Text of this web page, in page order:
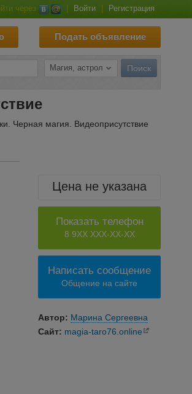
через Войти Регистрация
Подать объявление
Черная магия. Видеоприсутствие
Цена не указана
Показать телефон
8 9XX XXX-XX-XX
Написать сообщение
Общение на сайте
Автор: Марина Сергеевна
Сайт: magia-taro76.online